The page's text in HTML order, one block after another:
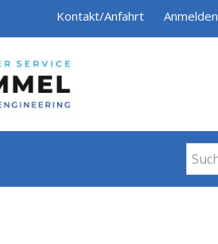
Kontakt/Anfahrt Anmelden